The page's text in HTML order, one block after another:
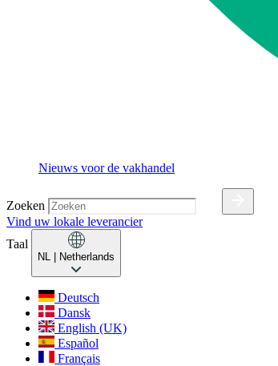
Nieuws voor de vakhandel
Zoeken
Vind uw lokale leverancier
Taal
NL | Netherlands
Deutsch
Dansk
English (UK)
Español
Français